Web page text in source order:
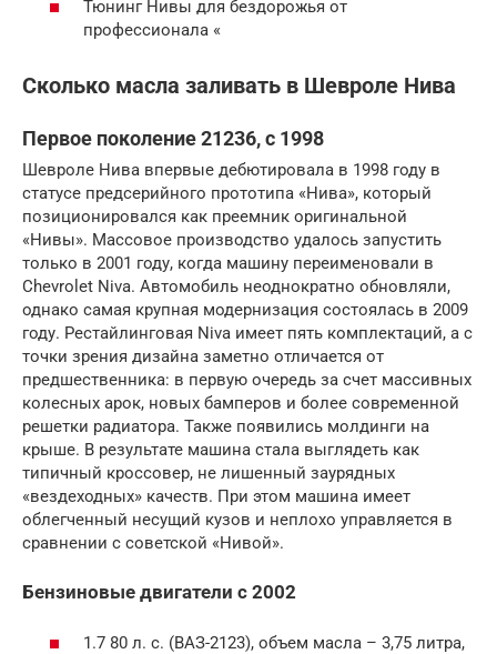
Тюнинг Нивы для бездорожья от
профессионала «
Сколько масла заливать в Шевроле Нива
Первое поколение 21236, с 1998
Шевроле Нива впервые дебютировала в 1998 году в
статусе предсерийного прототипа «Нива», который
позиционировался как преемник оригинальной
«Нивы». Массовое производство удалось запустить
только в 2001 году, когда машину переименовали в
Chevrolet Niva. Автомобиль неоднократно обновляли,
однако самая крупная модернизация состоялась в 2009
году. Рестайлинговая Niva имеет пять комплектаций, а с
точки зрения дизайна заметно отличается от
предшественника: в первую очередь за счет массивных
колесных арок, новых бамперов и более современной
решетки радиатора. Также появились молдинги на
крыше. В результате машина стала выглядеть как
типичный кроссовер, не лишенный заурядных
«вездеходных» качеств. При этом машина имеет
облегченный несущий кузов и неплохо управляется в
сравнении с советской «Нивой».
Бензиновые двигатели с 2002
1.7 80 л. с. (ВАЗ-2123), объем масла – 3,75 литра,